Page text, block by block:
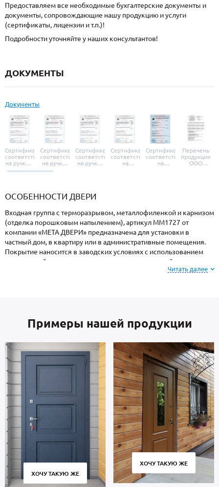
Предоставляем все необходимые бухгалтерские документы и
документы, сопровождающие нашу продукцию и услуги
(сертификаты, лицензии и т.п.)!
Подробности уточняйте у наших консультантов!
ДОКУМЕНТЫ
Документы
Сертификат
соответствия
на ручки и
броненакладки
Сертификат
соответствия
на ручки-
защелки
Сертификат
соответствия
на ручки-
Сертификат
соответствия
на
Сертификат
соответствия
на
Перечень
продукции
ООО
ОСОБЕННОСТИ ДВЕРИ
Входная группа с терморазрывом, металлофиленкой и карнизом
(отделка порошковым напылением), артикул ММ1727 от
компании «МЕТА ДВЕРИ» предназначена для установки в
частный дом, в квартиру или в административные помещения.
Покрытие наносится в заводских условиях с использованием
специальной термопечи, поэтому поверхность устойчива к
механическим повреждениям, атмосферным явлениям и
фактурупорошкового напыления из вариантов,
замерщика.
Каркас коробки и полотно — стальные листы и многоконтурный
профиль отечественного производства, толщиной 2 мм. Изнутри
отделка: МДФ. В комплектацию двери входят замки 4-го класса
взломостойкости.
В полости створки имеется теплоизоляционный материал
минплита. Уплотнители по периметру проема: 2 контура для
дополнительной защиты от посторонних звуков с улицы или из
подъезда.
Дверь с терморазрывом порошок предназначена для
многолетней эксплуатации и сохраняет работоспособность
множества циклов открывания и закрывания. Соблюдение
Читать далее
Примеры нашей продукции
ХОЧУ ТАКУЮ ЖЕ
ХОЧУ ТАКУЮ ЖЕ